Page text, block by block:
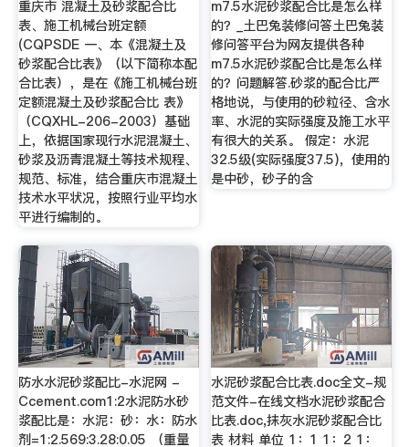
重庆市 混凝土及砂浆配合比
表、施工机械台班定额
(CQPSDE 一、本《混凝土及
砂浆配合比表》（以下简称本配
合比表），是在《施工机械台班
定额混凝土及砂浆配合比 表》
（CQXHL-206-2003）基础
上，依据国家现行水泥混凝土、
砂浆及沥青混凝土等技术规程、
规范、标准，结合重庆市混凝土
技术水平状况，按照行业平均水
平进行编制的。
m7.5水泥砂浆配合比是怎么样
的？_土巴兔装修问答土巴兔装
修问答平台为网友提供各种
m7.5水泥砂浆配合比是怎么样
的？问题解答.砂浆的配合比严
格地说，与使用的砂粒径、含水
率、水泥的实际强度及施工水平
有很大的关系。 假定：水泥
32.5级(实际强度37.5)，使用的
是中砂，砂子的含
防水水泥砂浆配比-水泥网 -
Ccement.com1:2水泥防水砂
浆配比是：水泥：砂：水：防水
剂=1:2.569:3.28:0.05 （重量
水泥砂浆配合比表.doc全文-规
范文件-在线文档水泥砂浆配合
比表.doc,抹灰水泥砂浆配合比
表 材料 单位 1：1 1：2 1：